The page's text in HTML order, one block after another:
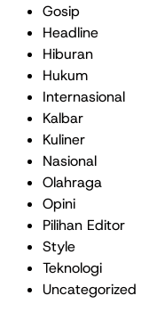
Gosip
Headline
Hiburan
Hukum
Internasional
Kalbar
Kuliner
Nasional
Olahraga
Opini
Pilihan Editor
Style
Teknologi
Uncategorized